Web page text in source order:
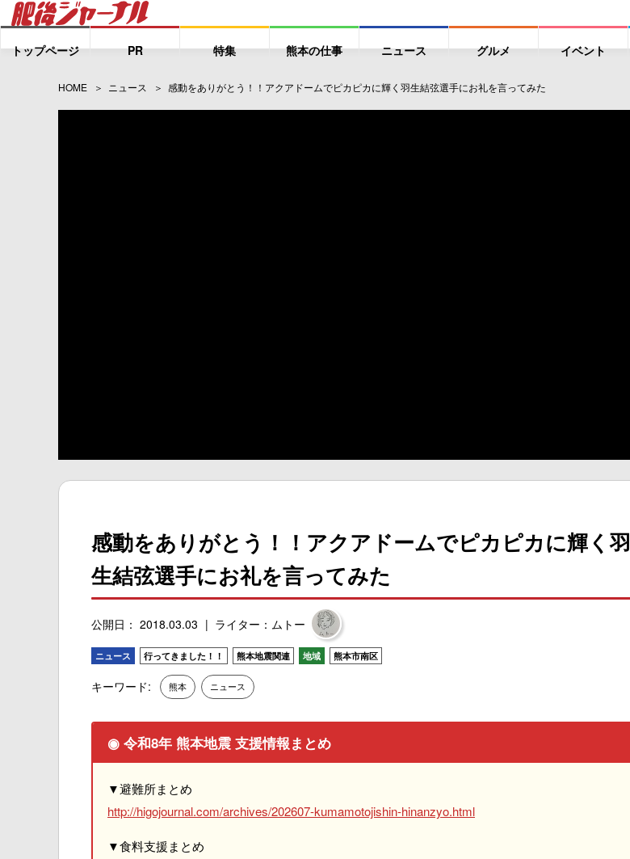
トップページ PR 特集 熊本の仕事 ニュース グルメ イベント
HOME ニュース 感動をありがとう！！アクアドームでピカピカに輝く羽生結弦選手にお礼を言ってみた
感動をありがとう！！アクアドームでピカピカに輝く羽
生結弦選手にお礼を言ってみた
公開日： 2018.03.03 ライター：ムトー
ニュース 行ってきました！！ 熊本地震関連 地域 熊本市南区
キーワード: 熊本 ニュース
◉ 令和8年 熊本地震 支援情報まとめ
▼避難所まとめ
http://higojournal.com/archives/202607-kumamotojishin-hinanzyo.html
▼食料支援まとめ